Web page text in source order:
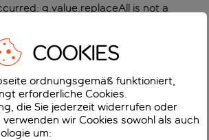
g.value.replaceAll is not a
COOKIES
ordnungsgemäß funktioniert,
erforderliche Cookies.
die Sie jederzeit widerrufen oder
wir Cookies sowohl als auch
um: